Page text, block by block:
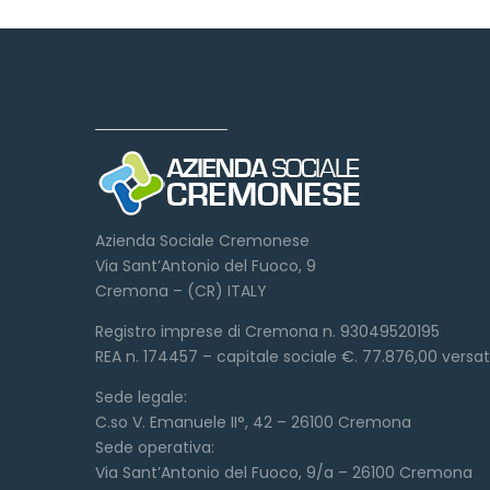
Azienda Sociale Cremonese
Via Sant’Antonio del Fuoco, 9
Cremona – (CR) ITALY
Registro imprese di Cremona n. 93049520195
REA n. 174457 – capitale sociale €. 77.876,00
Sede legale:
C.so V. Emanuele II°, 42 – 26100 Cremona
Sede operativa:
Via Sant’Antonio del Fuoco, 9/a – 26100 Cremona